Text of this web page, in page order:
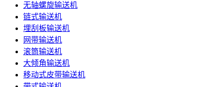
无轴螺旋输送机
链式输送机
埋刮板输送机
网带输送机
滚筒输送机
大倾角输送机
移动式皮带输送机